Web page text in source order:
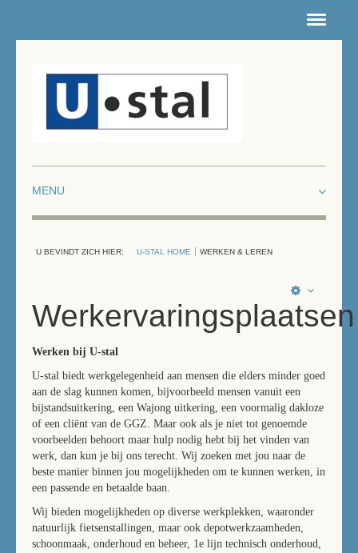
NIEUWSARCHIEF
CONTACT
INTRANET
U BEVINDT ZICH HIER: U-STAL HOME WERKEN & LEREN
Werkervaringsplaatsen
Werken bij U-stal
U-stal biedt werkgelegenheid aan mensen die elders minder goed
aan de slag kunnen komen, bijvoorbeeld mensen vanuit een
bijstandsuitkering, een Wajong uitkering, een voormalig dakloze
of een cliënt van de GGZ. Maar ook als je niet tot genoemde
voorbeelden behoort maar hulp nodig hebt bij het vinden van
werk, dan kun je bij ons terecht. Wij zoeken met jou naar de
beste manier binnen jou mogelijkheden om te kunnen werken, in
een passende en betaalde baan.
Wij bieden mogelijkheden op diverse werkplekken, waaronder
natuurlijk fietsenstallingen, maar ook depotwerkzaamheden,
schoonmaak, onderhoud en beheer, 1e lijn technisch onderhoud,